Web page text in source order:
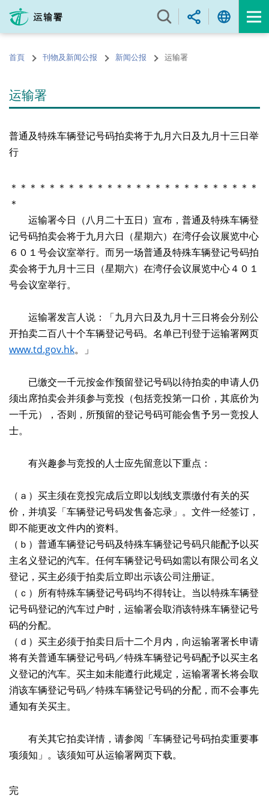
内
的首頁 刊物及新闻公报 新闻公报 运输署
运输署
普通及特殊车辆登记号码拍卖将于九月六日及九月十三日举
行
＊＊＊＊＊＊＊＊＊＊＊＊＊＊＊＊＊＊＊＊＊＊＊＊＊＊
＊
运输署今日（八月二十五日）宣布，普通及特殊车辆登
记号码拍卖会将于九月六日（星期六）在湾仔会议展览中心
６０１号会议室举行。而另一场普通及特殊车辆登记号码拍
卖会将于九月十三日（星期六）在湾仔会议展览中心４０１
号会议室举行。
运输署发言人说：「九月六日及九月十三日将会分别公
开拍卖二百八十个车辆登记号码。名单已刊登于运输署网页
www.td.gov.hk。」
已缴交一千元按金作预留登记号码以待拍卖的申请人仍
须出席拍卖会并须参与竞投（包括竞投第一口价，其底价为
一千元），否则，所预留的登记号码可能会售予另一竞投人
士。
有兴趣参与竞投的人士应先留意以下重点：
（ａ）买主须在竞投完成后立即以划线支票缴付有关的买
价，并填妥「车辆登记号码发售备忘录」。文件一经签订，
即不能更改文件内的资料。
（ｂ）普通车辆登记号码及特殊车辆登记号码只能配予以买
主名义登记的汽车。任何车辆登记号码如需以有限公司名义
登记，买主必须于拍卖后立即出示该公司注册证。
（ｃ）所有特殊车辆登记号码均不得转让。当以特殊车辆登
记号码登记的汽车过户时，运输署会取消该特殊车辆登记号
码的分配。
（ｄ）买主必须于拍卖日后十二个月内，向运输署署长申请
将有关普通车辆登记号码／特殊车辆登记号码配予以买主名
义登记的汽车。买主如未能遵行此规定，运输署署长将会取
消该车辆登记号码／特殊车辆登记号码的分配，而不会事先
通知有关买主。
有关其它拍卖详情，请参阅「车辆登记号码拍卖重要事
项须知」。该须知可从运输署网页下载。
完